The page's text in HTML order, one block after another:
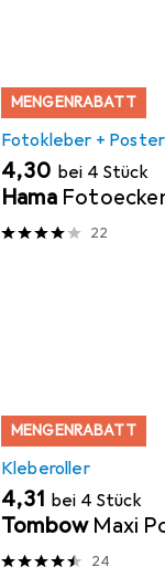
MENGENRABATT
Fotokleber +
EUR
4,30 bei 4 Stück
Hama
22
MENGENRABATT
Kleberoller
EUR
4,31 bei 4 Stück
Tombow Maxi
24